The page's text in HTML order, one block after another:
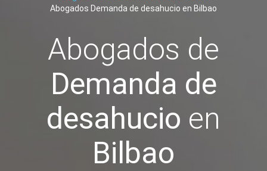
Abogados Demanda de desahucio en Bilbao
Abogados de
Demanda de
desahucio en
Bilbao